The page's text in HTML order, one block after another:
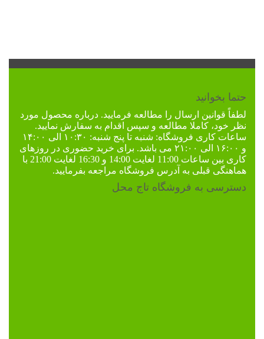
حتما بخوانید
لطفاً قوانین ارسال را مطالعه فرمایید. درباره محصول مورد
نظر خود، کاملا مطالعه و سپس اقدام به سفارش نمایید.
ساعات کاری فروشگاه:
شنبه تا پنج شنبه: ۱۰:۳۰ الی ۱۴:۰۰
و ۱۶:۰۰ الی ۲۱:۰۰ می باشد. برای خرید حضوری در
روزهای
کاری
بین ساعات 11:00 لغایت 14:00 و 16:30 لغایت 21:00 با
هماهنگی قبلی به آدرس فروشگاه مراجعه بفرمایید.
دسترسی به فروشگاه تاج محل